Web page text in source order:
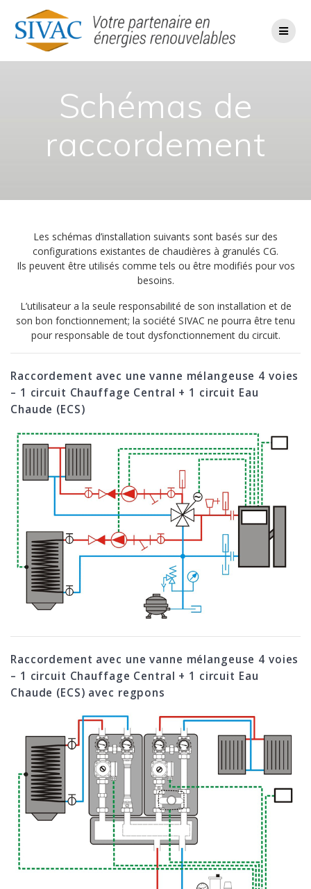
au
contenu
Schémas de
raccordement
Les schémas d’installation suivants sont basés sur des
configurations existantes de chaudières à granulés CG.
Ils peuvent être utilisés comme tels ou être modifiés pour vos
besoins.
L’utilisateur a la seule responsabilité de son installation et de
son bon fonctionnement; la société SIVAC ne pourra être tenu
pour responsable de tout dysfonctionnement du circuit.
Raccordement avec une vanne mélangeuse 4 voies
– 1 circuit Chauffage Central + 1 circuit Eau
Chaude (ECS)
Raccordement avec une vanne mélangeuse 4 voies
– 1 circuit Chauffage Central + 1 circuit Eau
Chaude (ECS) avec regpons